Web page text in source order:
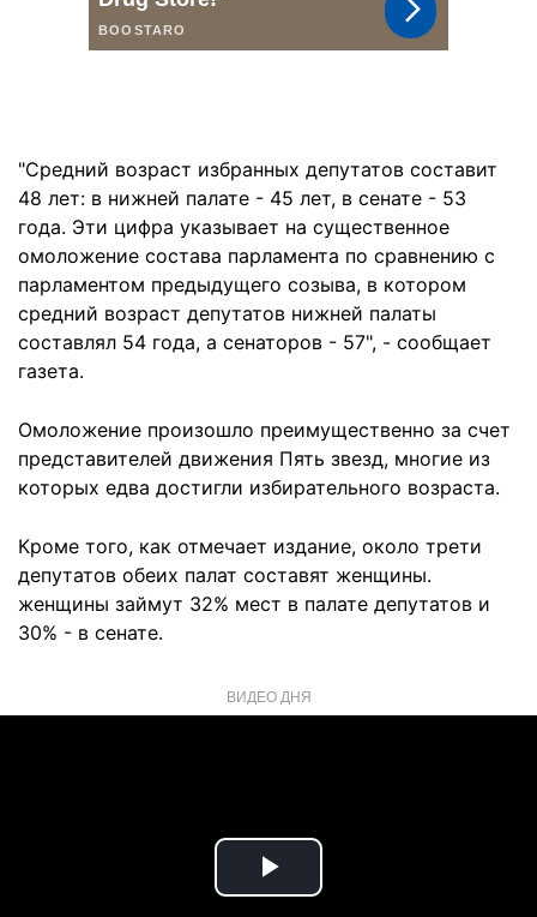
"Средний возраст избранных депутатов составит
48 лет: в нижней палате - 45 лет, в сенате - 53
года. Эти цифра указывает на существенное
омоложение состава парламента по сравнению с
парламентом предыдущего созыва, в котором
средний возраст депутатов нижней палаты
составлял 54 года, а сенаторов - 57", - сообщает
газета.
Омоложение произошло преимущественно за счет
представителей движения Пять звезд, многие из
которых едва достигли избирательного возраста.
Кроме того, как отмечает издание, около трети
депутатов обеих палат составят женщины.
женщины займут 32% мест в палате депутатов и
30% - в сенате.
ВИДЕО ДНЯ
Play